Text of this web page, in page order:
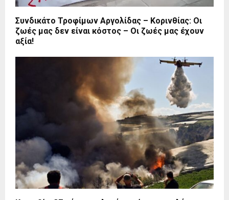
Συνδικάτο Τροφίμων Αργολίδας – Κορινθίας: Οι
ζωές μας δεν είναι κόστος – Οι ζωές μας έχουν
αξία!